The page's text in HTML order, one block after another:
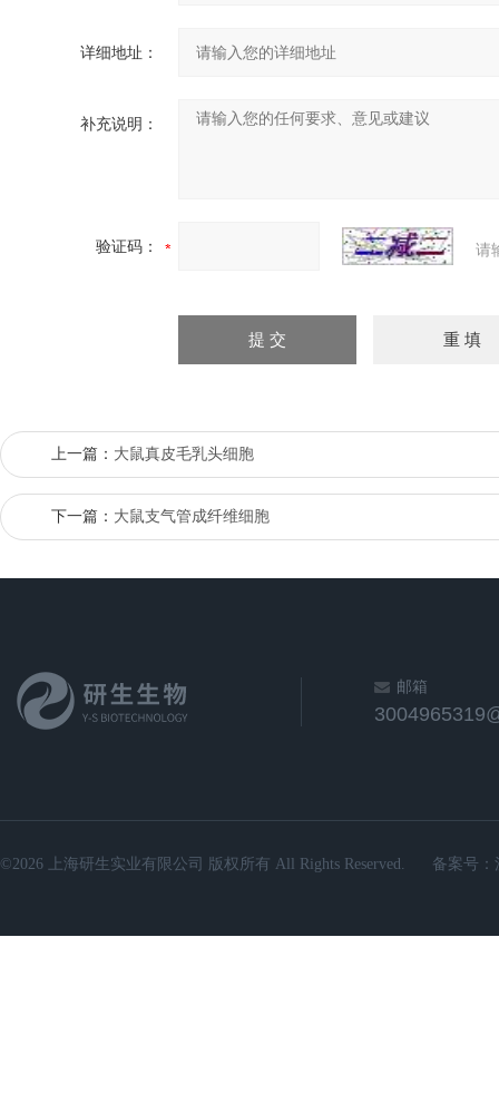
详细地址：
补充说明：
验证码： 请
上一篇： 大鼠真皮毛乳头细胞
下一篇： 大鼠支气管成纤维细胞
邮箱
©2026 上海研生实业有限公司 版权所有 All Rights Reserved. 备案号：